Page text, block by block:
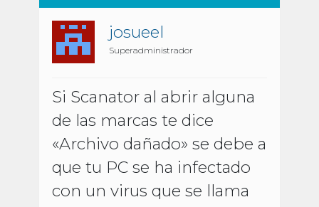
josueel
Superadministrador
Si Scanator al abrir alguna
de las marcas te dice
«Archivo dañado» se debe a
que tu PC se ha infectado
con un virus que se llama